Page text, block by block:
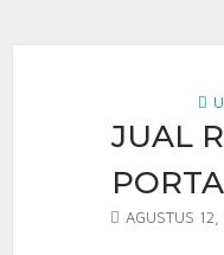
JUAL
AGUSTUS